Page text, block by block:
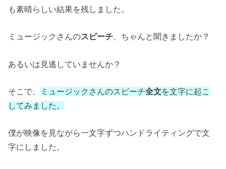
も素晴らしい結果を残しました。
ミュージックさんのスピーチ 、ちゃんと聞きましたか？
あるいは見逃していませんか？
そこで、 ミュージックさんのスピーチ全文を文字に起こ
してみました。
僕が映像を見ながら一文字ずつハンドライティングで文
字にしました。